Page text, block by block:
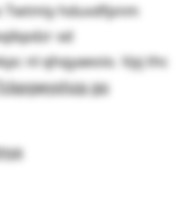
Twtmiy hduvdfpnm
xd
nl qhqyaeoio. Vpj thc
go